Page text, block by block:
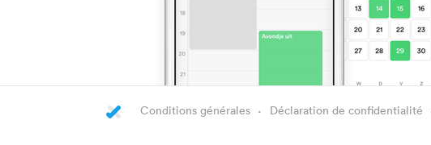
Conditions générales Déclaration de confidentialité